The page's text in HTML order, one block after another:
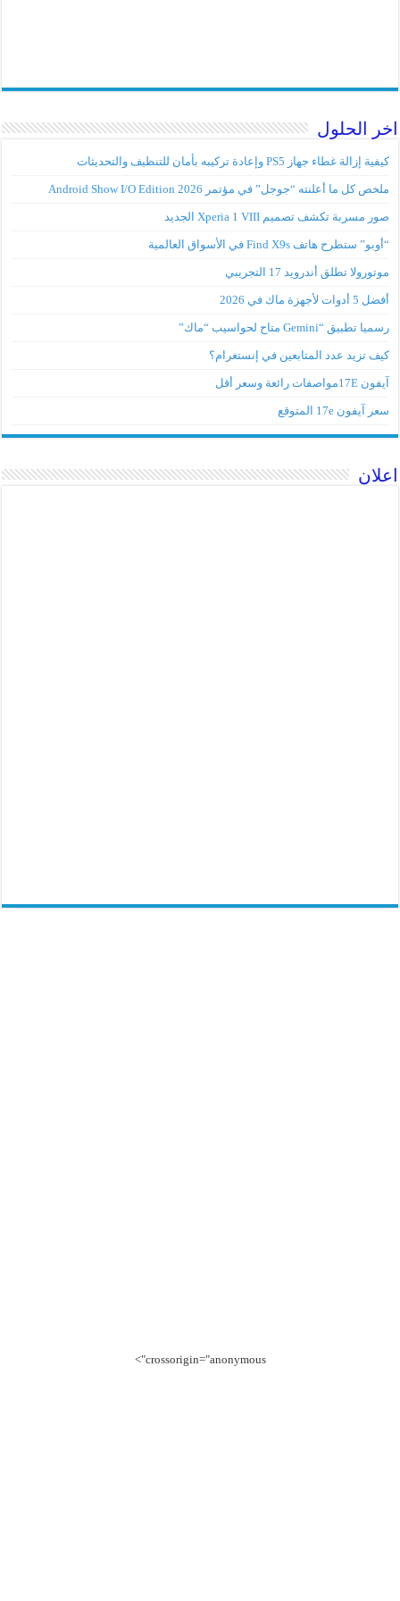
اخر الحلول
كيفية إزالة غطاء جهاز PS5 وإعادة تركيبه بأمان للتنظيف والتحديثات
ملخص كل ما أعلنته “جوجل” في مؤتمر Android Show I/O Edition 2026
صور مسربة تكشف تصميم Xperia 1 VIII الجديد
“أوبو” ستطرح هاتف Find X9s في الأسواق العالمية
موتورولا تطلق أندرويد 17 التجريبي
أفضل 5 أدوات لأجهزة ماك في 2026
رسميا تطبيق “Gemini متاح لحواسيب “ماك”
كيف تزيد عدد المتابعين في إنستغرام؟
آيفون 17Eمواصفات رائعة وسعر أقل
سعر آيفون 17e المتوقع
اعلان
crossorigin="anonymous">